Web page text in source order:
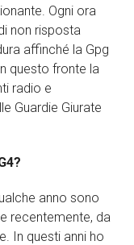
Ogni ora
non risposta
affinché la Gpg
questo fronte la
radio e
Guardie Giurate
anno sono
recentemente, da
In questi anni ho